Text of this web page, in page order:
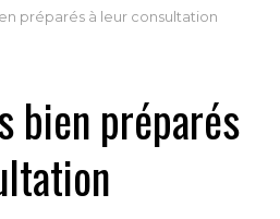
préparés à leur consultation
bien préparés